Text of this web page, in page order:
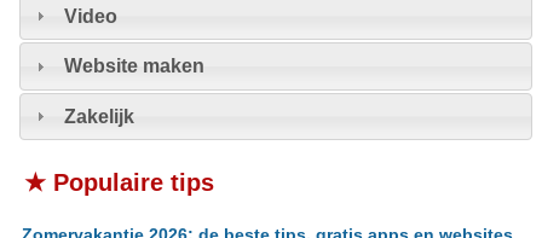
Video
Website maken
Zakelijk
★ Populaire tips